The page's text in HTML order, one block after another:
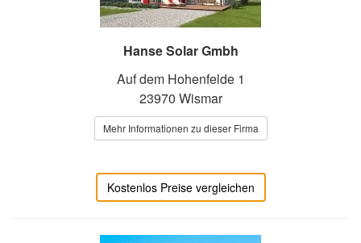
Hanse Solar Gmbh
Auf dem Hohenfelde 1
23970 Wismar
Mehr Informationen zu dieser Firma
Kostenlos Preise vergleichen